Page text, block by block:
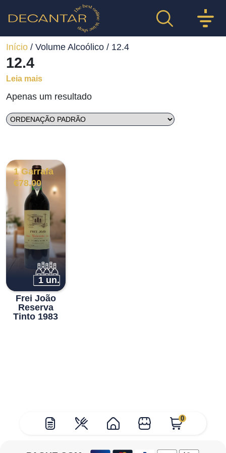
0
Início / Volume Alcoólico / 12.4
12.4
Leia mais
Apenas um resultado
1 Garrafa
€78.00
1 un.
Frei João
Reserva
Tinto 1983